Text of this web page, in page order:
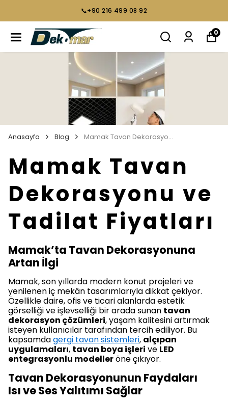
📞+90 216 499 08 92
0
Anasayfa Blog Mamak Tavan Dekorasyonu ve Tadilat Fiyatları
Mamak Tavan
Dekorasyonu ve
Tadilat Fiyatları
Mamak’ta Tavan Dekorasyonuna
Artan İlgi
Mamak, son yıllarda modern konut projeleri ve
yenilenen iç mekân tasarımlarıyla dikkat çekiyor.
Özellikle daire, ofis ve ticari alanlarda estetik
görselliği ve işlevselliği bir arada sunan tavan
dekorasyon çözümleri, yaşam kalitesini artırmak
isteyen kullanıcılar tarafından tercih ediliyor. Bu
kapsamdagergi tavan sistemleri, alçıpan
uygulamaları, tavan boya işleri ve LED
entegrasyonlu modelleröne çıkıyor.
Tavan Dekorasyonunun Faydaları
Isı ve Ses Yalıtımı Sağlar